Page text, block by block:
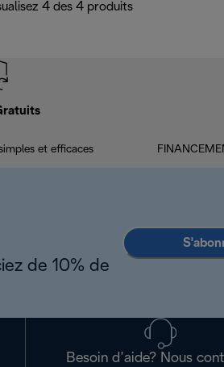
4 des 4 produits
et efficaces
de 10% de
Besoin d’aide? Nous